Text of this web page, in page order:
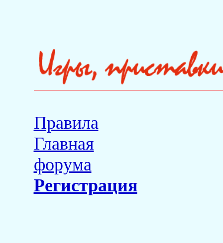
Правила
Главная
форума
Регистрация